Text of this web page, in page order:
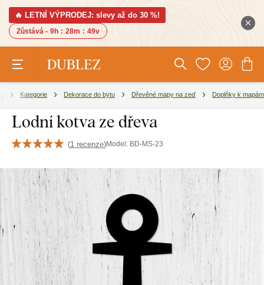
🔥 LETNÍ VÝPRODEJ: slevy až do 30 %!
Zůstává - 9h : 28m : 48v
Kategorie Dekorace do bytu Dřevěné mapy na zeď Doplňky k mapám
Lodní kotva ze dřeva
(1 recenze)Model: BD-MS-23